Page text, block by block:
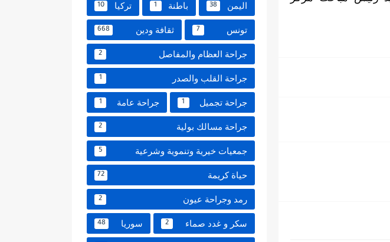
اليمن 38 باطنة 1 تركيا 10
تونس 7 ثقافة ودين 668
جراحة العظام والمفاصل 2
جراحة القلب والصدر 1
جراحة تجميل 1 جراحة عامة 1
جراحة مسالك بولية 2
جمعيات خيرية وتنموية وشرعية 5
حياة كريمة 72
رمد وجراحة عيون 2
سكر و غدد صماء 2 سوريا 48